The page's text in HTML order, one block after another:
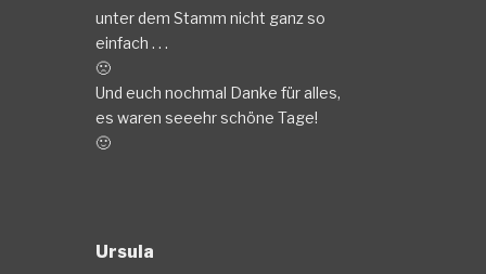
unter dem Stamm nicht ganz so
einfach . . .
🙁
Und euch nochmal Danke für alles,
es waren seeehr schöne Tage!
🙂
Ursula